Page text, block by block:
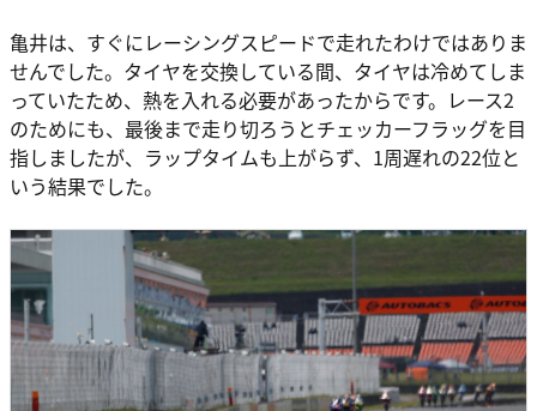
亀井は、すぐにレーシングスピードで走れたわけではありま
せんでした。タイヤを交換している間、タイヤは冷めてしま
っていたため、熱を入れる必要があったからです。レース2
のためにも、最後まで走り切ろうとチェッカーフラッグを目
指しましたが、ラップタイムも上がらず、1周遅れの22位と
いう結果でした。